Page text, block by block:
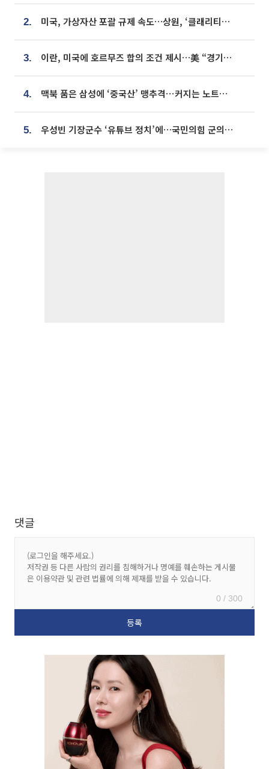
2. 미국, 가상자산 포괄 규제 속도…상원, ‘클래리티법’ 9월 절차투표 추진
3. 이란, 미국에 호르무즈 합의 조건 제시…美 “경기 아직 안 끝나” [종합]
4. 맥북 품은 삼성에 ‘중국산’ 맹추격⋯커지는 노트북 OLED 시장
5. 우성빈 기장군수 ‘유튜브 정치’에…국민의힘 군의원들 집단 반발
댓글
0 / 300